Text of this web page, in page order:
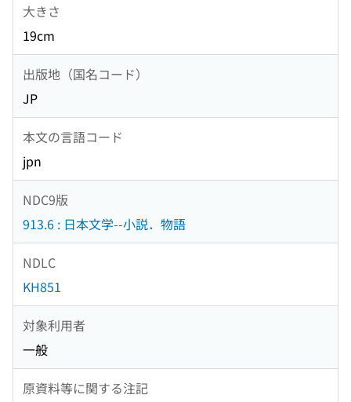
大きさ
19cm
出版地（国名コード）
JP
本文の言語コード
jpn
NDC9版
913.6 : 日本文学--小説．物語
NDLC
KH851
対象利用者
一般
原資料等に関する注記